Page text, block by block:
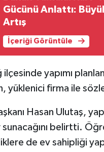
Gücünü Anlattı:
Artış
İçeriği Görüntüle
ilçesinde yapımı
yüklenici firma ile
Hasan Ulutaş,
belirtti.
de ev sahipliği